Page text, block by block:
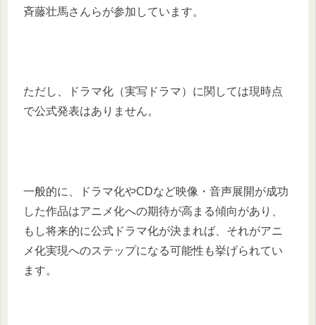
斉藤壮馬さんらが参加しています。
ただし、ドラマ化（実写ドラマ）に関しては現時点
で公式発表はありません。
一般的に、ドラマ化やCDなど映像・音声展開が成功
した作品はアニメ化への期待が高まる傾向があり、
もし将来的に公式ドラマ化が決まれば、それがアニ
メ化実現へのステップになる可能性も挙げられてい
ます。